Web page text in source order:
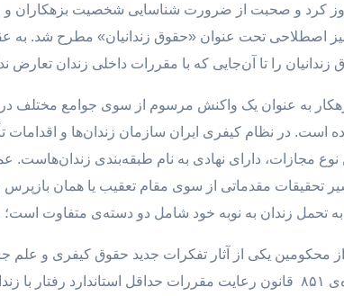
کرد و صحبت از ضرورت شناسایی شخصیت بزهکاران و
سال ۱۹۳۳ نیز اصطلاحی تحت عنوان «حقوق زندانیان» مطرح
را تا آن‌جایی که با مقررات داخلی زندان تعارض
به عنوان یک واکنش مرسوم از سوی جوامع
است. در نظام کیفری ایران سازمان زندان‌ها و
نوع مجازات، دارای نهادی به نام طبقه‌بندی
تحقیقات مقدماتی از سوی مقام تعقیب یا همان
زندان به نوبه خود شامل دو دسته‌ی متفاوت است؛
محکومین یکی از آثار تفکرات جدید حقوق کیفری و علم
ماده‌ی ۸ و ماده‌ی ۸۵۱ قانون رعایت مقررات حداقل